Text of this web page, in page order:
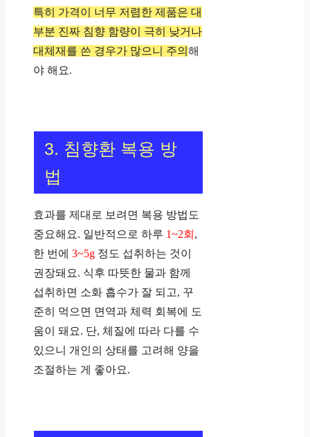
특히 가격이 너무 저렴한 제품은 대
부분 진짜 침향 함량이 극히 낮거나
대체재를 쓴 경우가 많으니 주의 해
야 해요.
3. 침향환 복용 방
법
효과를 제대로 보려면 복용 방법도
중요해요. 일반적으로 하루 1~2회 ,
한 번에 3~5g 정도 섭취하는 것이
권장돼요. 식후 따뜻한 물과 함께
섭취하면 소화 흡수가 잘 되고, 꾸
준히 먹으면 면역과 체력 회복에 도
움이 돼요. 단, 체질에 따라 다를 수
있으니 개인의 상태를 고려해 양을
조절하는 게 좋아요.